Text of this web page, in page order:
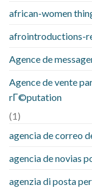
african-women
afrointroductions-
Agence de
Agence de vente
rГ©putation
(1)
agencia de correo
agencia de novias
agenzia di posta